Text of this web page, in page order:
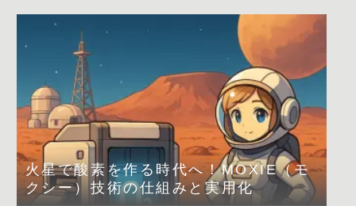
火星で酸素を作る時代へ！MOXIE（モ
クシー）技術の仕組みと実用化